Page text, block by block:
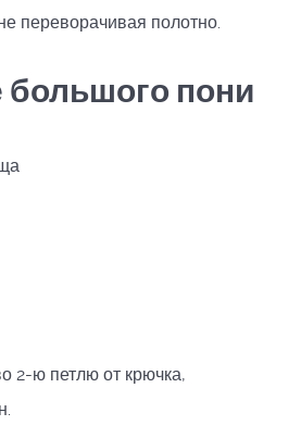
переворачивая полотно.
большого пони
2-ю петлю от крючка,